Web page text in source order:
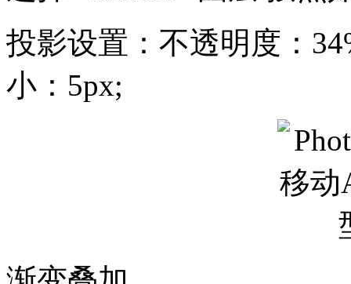
投影设置：不透明度：
小：5px;